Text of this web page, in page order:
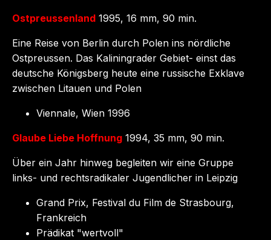
Ostpreussenland 1995, 16 mm, 90 min.
Eine Reise von Berlin durch Polen ins nördliche
Ostpreussen. Das Kaliningrader Gebiet- einst das
deutsche Königsberg heute eine russische Exklave
zwischen Litauen und Polen
Viennale, Wien 1996
Glaube Liebe Hoffnung 1994, 35 mm, 90 min.
Über ein Jahr hinweg begleiten wir eine Gruppe
links- und rechtsradikaler Jugendlicher in Leipzig
Grand Prix, Festival du Film de Strasbourg,
Frankreich
Prädikat "wertvoll"